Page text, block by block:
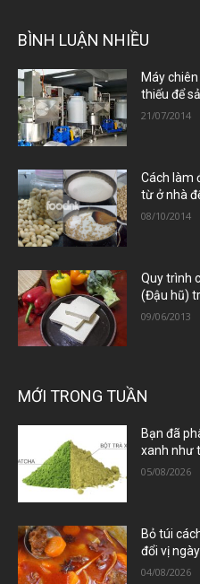
BÌNH LUẬN NHIỀU
Máy
thiếu để
21/07/2014
Cách làm
từ ở nhà
08/10/2014
Quy trình
(Đậu hũ)
09/06/2013
MỚI TRONG TUẦN
Bạn đã
xanh như
05/08/2026
Bỏ túi
đổi vị
04/08/2026